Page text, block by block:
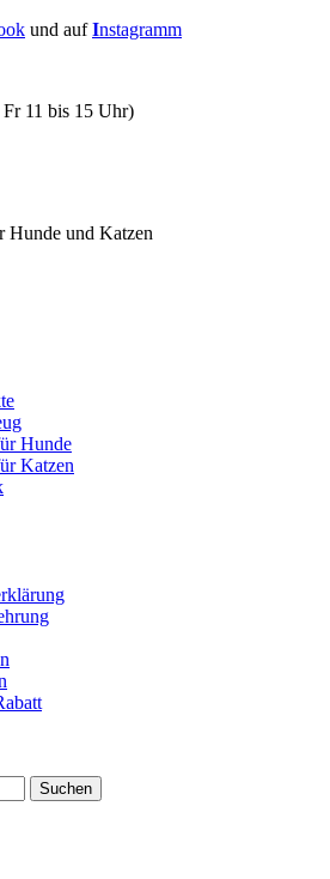
und aufInstagramm
11 bis 15 Uhr)
Hunde und Katzen
Hunde
Katzen
Suchen